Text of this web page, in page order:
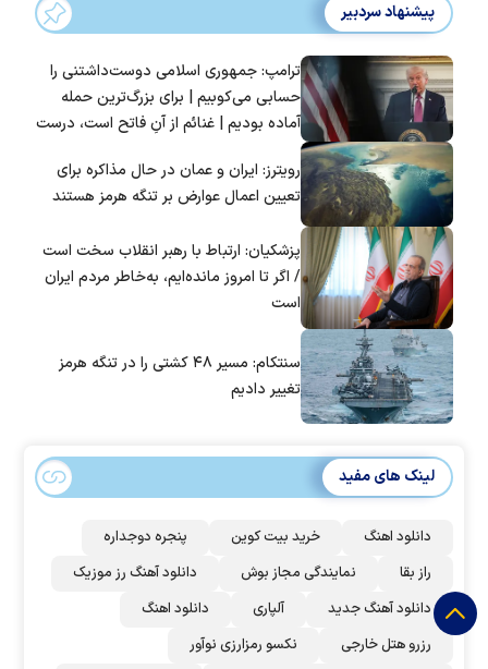
پیشنهاد سردبیر
ترامپ: جمهوری اسلامی دوست‌داشتنی را
حسابی می‌کوبیم | برای بزرگ‌ترین حمله
آماده بودیم | غنائم از آنِ فاتح است، درست
رویترز: ایران و عمان در حال مذاکره برای
تعیین اعمال عوارض بر تنگه هرمز هستند
پزشکیان: ارتباط با رهبر انقلاب سخت است
/ اگر تا امروز مانده‌ایم، به‌خاطر مردم ایران
است
سنتکام: مسیر ۴۸ کشتی را در تنگه هرمز
تغییر دادیم
لینک های مفید
دانلود اهنگ خرید بیت کوین
پنجره دوجداره
راز بقا
نمایندگی مجاز بوش
دانلود آهنگ رز‌ موزیک
دانلود آهنگ جدید
آلپاری
دانلود اهنگ
رزرو هتل خارجی
نکسو رمزارزی نوآور